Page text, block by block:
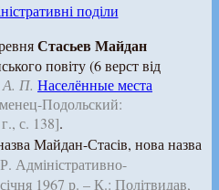
поділи
Стасьев Майдан
повіту (6 верст від
А. П. Населённые места
Подольский:
с. 138].
Майдан-Стасів, нова назва
Адміністративно-
1967 р. – К.: Політвидав,